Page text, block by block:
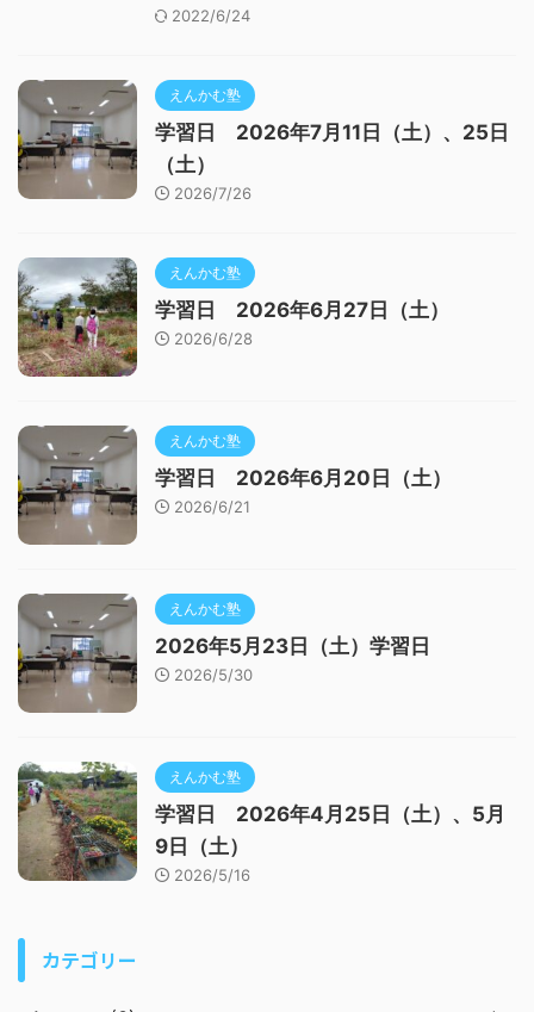
2022/6/24
えんかむ塾
学習日 2026年7月11日（土）、25日
（土）
2026/7/26
えんかむ塾
学習日 2026年6月27日（土）
2026/6/28
えんかむ塾
学習日 2026年6月20日（土）
2026/6/21
えんかむ塾
2026年5月23日（土）学習日
2026/5/30
えんかむ塾
学習日 2026年4月25日（土）、5月
9日（土）
2026/5/16
カテゴリー